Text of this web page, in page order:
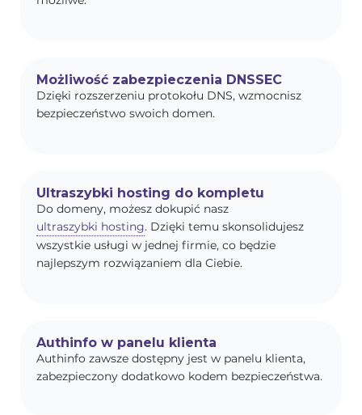
Możliwość zabezpieczenia DNSSEC
Dzięki rozszerzeniu protokołu DNS, wzmocnisz
bezpieczeństwo swoich domen.
Ultraszybki hosting do kompletu
Do domeny, możesz dokupić nasz
ultraszybki hosting. Dzięki temu skonsolidujesz
wszystkie usługi w jednej firmie, co będzie
najlepszym rozwiązaniem dla Ciebie.
Authinfo w panelu klienta
Authinfo zawsze dostępny jest w panelu klienta,
zabezpieczony dodatkowo kodem bezpieczeństwa.